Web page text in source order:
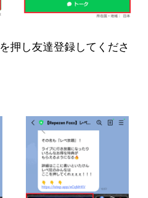
を押し友達登録してくださ